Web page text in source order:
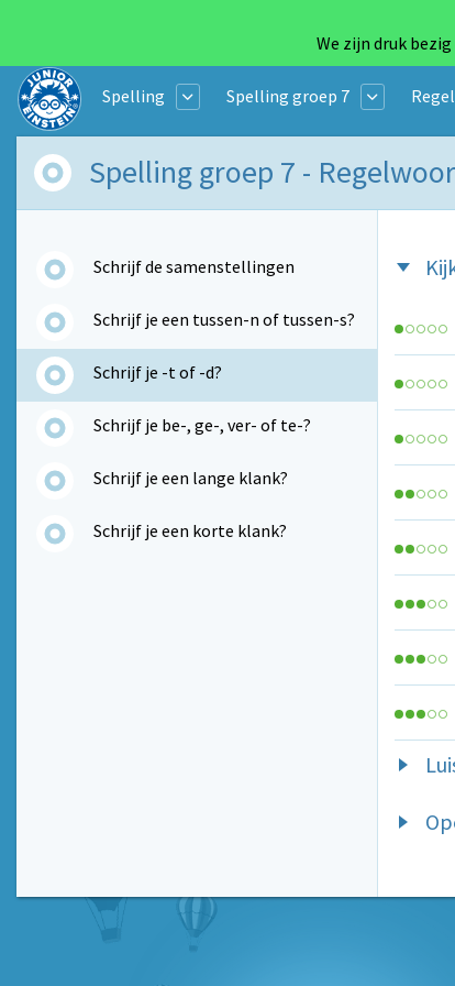
We zijn druk
Spelling Spelling groep 7
Spelling groep 7 -
Schrijf de samenstellingen
Schrijf je een tussen-n of tussen-s?
Schrijf je -t of -d?
Schrijf je be-, ge-, ver- of te-?
Schrijf je een lange klank?
Schrijf je een korte klank?